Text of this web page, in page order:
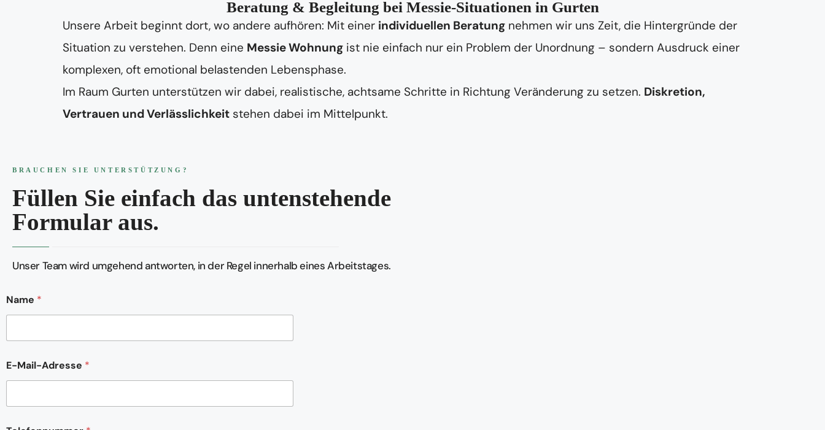
Beratung & Begleitung bei Messie-Situationen in Gurten
Unsere Arbeit beginnt dort, wo andere aufhören: Mit einer individuellen Beratung nehmen wir uns Zeit, die Hintergründe der
Situation zu verstehen. Denn eine Messie Wohnung ist nie einfach nur ein Problem der Unordnung – sondern Ausdruck einer
komplexen, oft emotional belastenden Lebensphase.
Im Raum Gurten unterstützen wir dabei, realistische, achtsame Schritte in Richtung Veränderung zu setzen. Diskretion,
Vertrauen und Verlässlichkeit stehen dabei im Mittelpunkt.
BRAUCHEN SIE UNTERSTÜTZUNG?
Füllen Sie einfach das untenstehende
Formular aus.
Unser Team wird umgehend antworten, in der Regel innerhalb eines Arbeitstages.
Name *
E-Mail-Adresse *